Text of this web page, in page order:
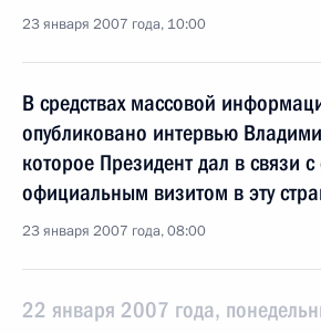
23 января 2007 года, 10:00
В средствах массовой
опубликовано интервью
которое Президент дал в связи
официальным визитом в эту
23 января 2007 года, 08:00
22 января 2007 года,